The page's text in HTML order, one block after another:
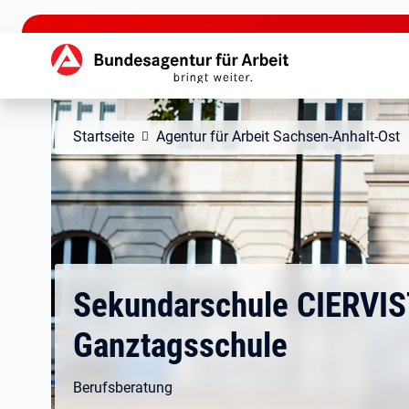
zu den Hauptinhalten springen
Hauptnavigation
Startseite Agentur für Arbeit Sachsen-Anhalt-Ost
Sekundarschule
Ganztagsschule
Berufsberatung